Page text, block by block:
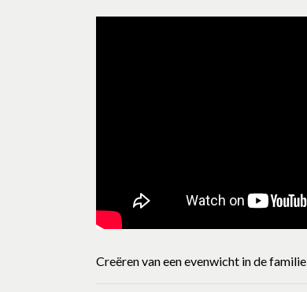
Creëren van een evenwicht in de familie